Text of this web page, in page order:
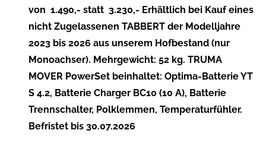
von  1.490,- statt  3.230,- Erhältlich bei Kauf eines
nicht Zugelassenen TABBERT der Modelljahre
2023 bis 2026 aus unserem Hofbestand (nur
Monoachser). Mehrgewicht: 52 kg. TRUMA
MOVER PowerSet beinhaltet: Optima-Batterie YT
S 4.2, Batterie Charger BC10 (10 A), Batterie
Trennschalter, Polklemmen, Temperaturfühler.
Befristet bis 30.07.2026